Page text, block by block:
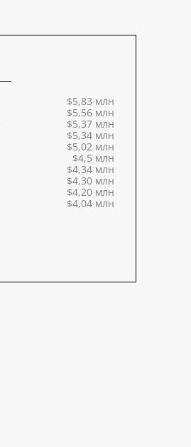
$5,83 млн
$5,56 млн
$5,37 млн
$5,34 млн
$5,02 млн
$4,5 млн
$4,34 млн
$4,30 млн
$4,20 млн
$4,04 млн